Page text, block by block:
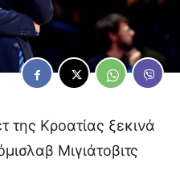
της Κροατίας ξεκινά
Μιγιάτοβιτς